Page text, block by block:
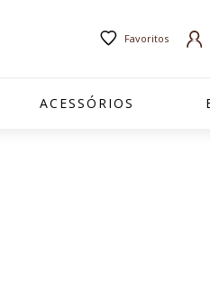
Favoritos
ACESSÓRIOS